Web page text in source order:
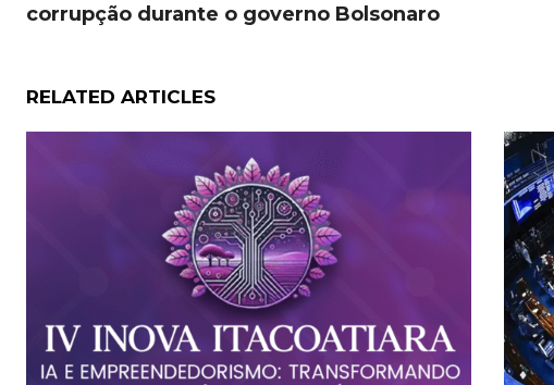
corrupção durante o governo Bolsonaro
RELATED ARTICLES